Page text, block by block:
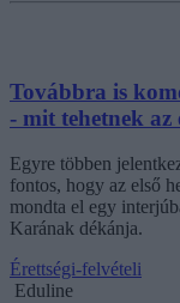
Továbbra is
- mit tehetnek az
Egyre többen
fontos, hogy az első
mondta el egy
Karának dékánja.
Érettségi-felvételi
Eduline